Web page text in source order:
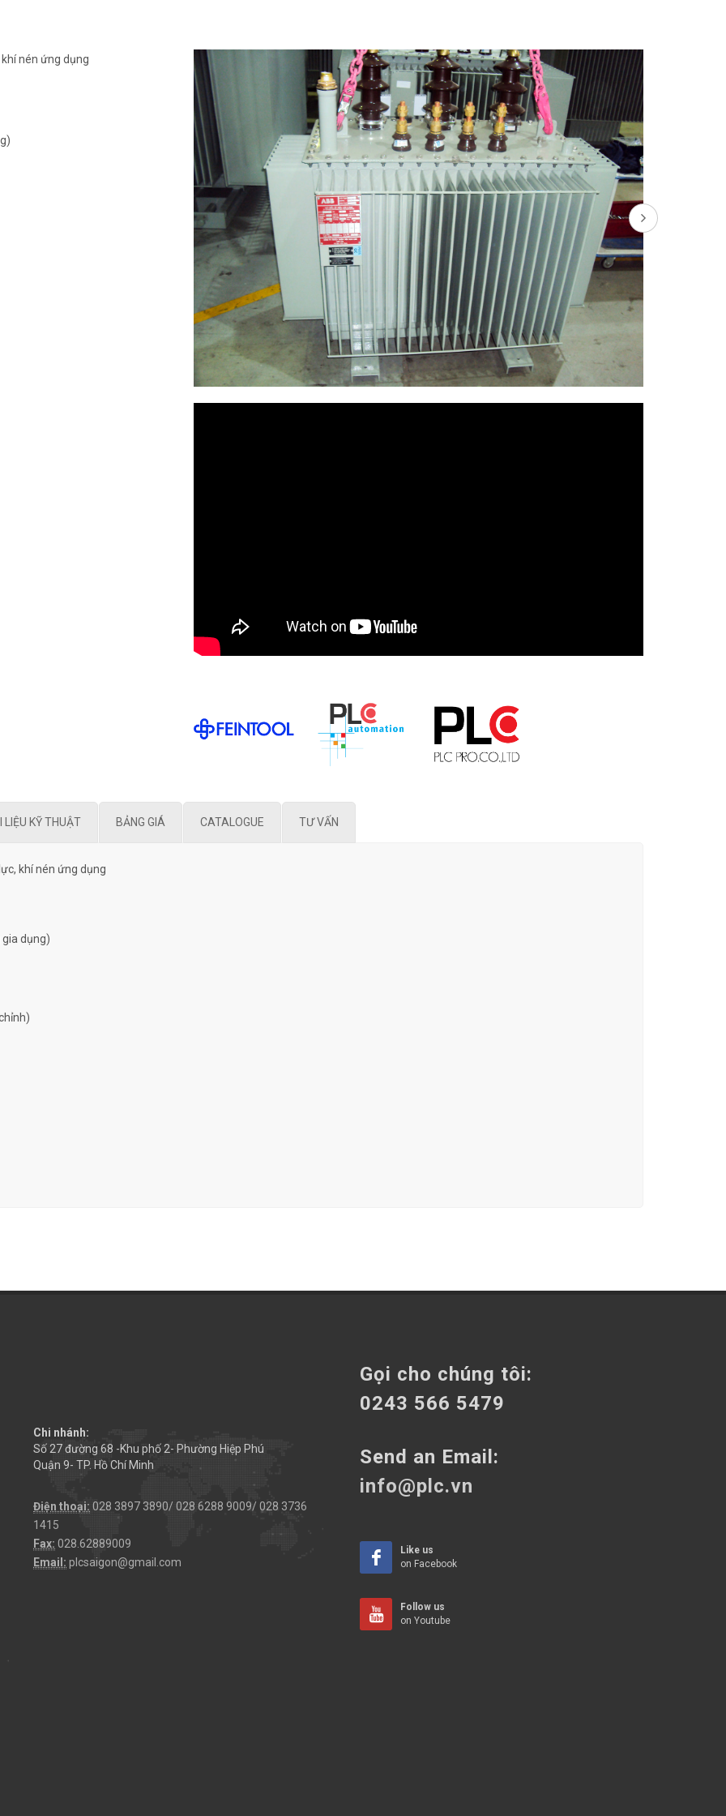
nén ứng dụng
LIỆU KỸ THUẬT BẢNG GIÁ CATALOGUE TƯ VẤN
khí nén ứng dụng
dụng)
Chi nhánh:
Số 27 đường 68 -Khu phố 2- Phường Hiệp Phú
Quận 9- TP. Hồ Chí Minh
Điện thoại: 028 3897 3890/ 028 6288 9009/ 028 3736
1415
Fax: 028.62889009
Email: plcsaigon@gmail.com
Gọi cho chúng tôi:
0243 566 5479
Send an Email:
info@plc.vn
Like us
on Facebook
Follow us
on Youtube